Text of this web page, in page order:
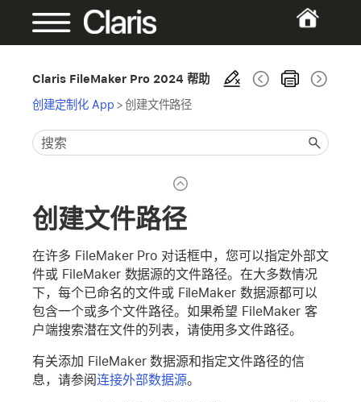
Claris FileMaker Pro 2024 帮助
创建定制化 App >创建文件路径
创建文件路径
在许多 FileMaker Pro 对话框中，您可以指定外部文
件或 FileMaker 数据源的文件路径。在大多数情况
下，每个已命名的文件或 FileMaker 数据源都可以
包含一个或多个文件路径。如果希望 FileMaker 客
户端搜索潜在文件的列表，请使用多文件路径。
有关添加 FileMaker 数据源和指定文件路径的信
息，请参阅连接外部数据源。